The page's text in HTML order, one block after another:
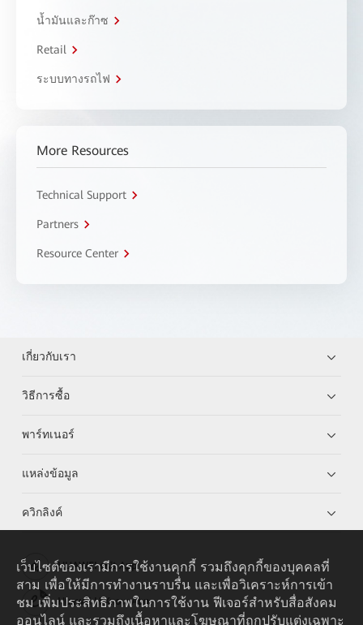
น้ำมันและก๊าซ
Retail
ระบบทางรถไฟ
More Resources
Technical Support
Partners
Resource Center
เกี่ยวกับเรา
วิธีการซื้อ
พาร์ทเนอร์
แหล่งข้อมูล
ควิกลิงค์
HUAWEI eKit App
Huawei HiKnow App
เว็บไซต์ของเรามีการใช้งานคุกกี้ รวมถึงคุกกี้ของบุคคลที่
สาม เพื่อให้มีการทำงานราบรื่น และเพื่อวิเคราะห์การเข้า
ชม เพิ่มประสิทธิภาพในการใช้งาน ฟีเจอร์สำหรับสื่อสังคม
ออนไลน์ และรวมถึงเนื้อหาและโฆษณาที่ถูกปรับแต่งเฉพาะ